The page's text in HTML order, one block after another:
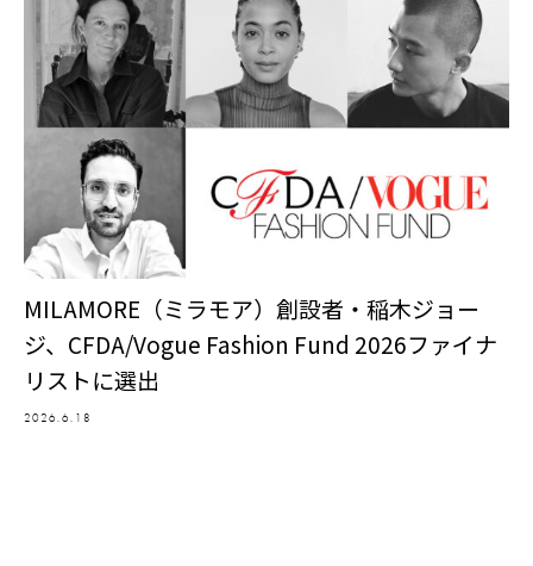
MILAMORE（ミラモア）創設者・稲木ジョー
ジ、CFDA/Vogue Fashion Fund 2026ファイナ
リストに選出
2026.6.18